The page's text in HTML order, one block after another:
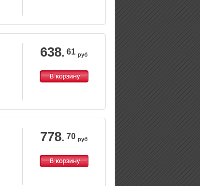
638. 61 руб
778. 70 руб